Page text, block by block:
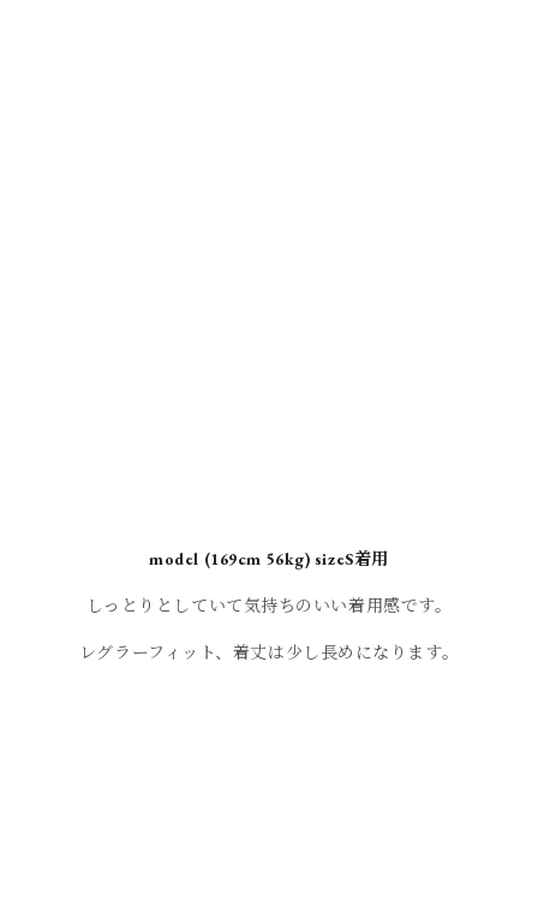
model (169cm 56kg) sizeS着用
しっとりとしていて気持ちのいい着用感です。
レグラーフィット、着丈は少し長めになります。